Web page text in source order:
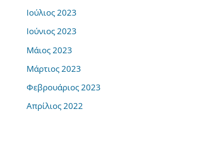
Ιούλιος 2023
Ιούνιος 2023
Μάιος 2023
Μάρτιος 2023
Φεβρουάριος 2023
Απρίλιος 2022